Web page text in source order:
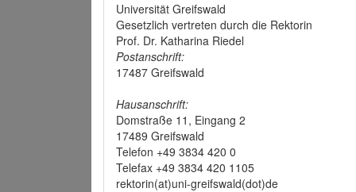
Universität Greifswald
Gesetzlich vertreten durch die Rektorin
Prof. Dr. Katharina Riedel
Postanschrift:
17487 Greifswald
Hausanschrift:
Domstraße 11, Eingang 2
17489 Greifswald
Telefon +49 3834 420 0
Telefax +49 3834 420 1105
rektorin(at)uni-greifswald(dot)de